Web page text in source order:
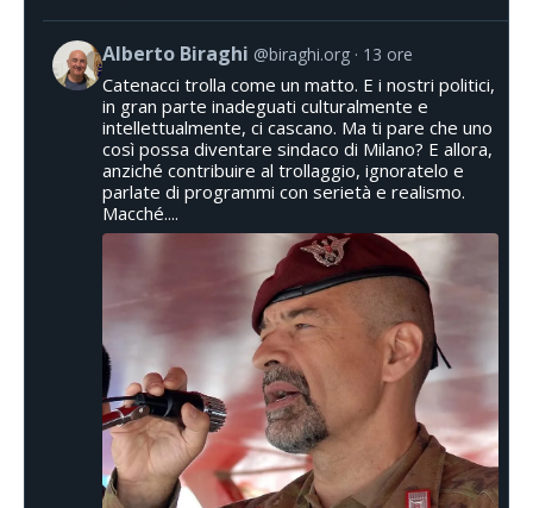
Alberto Biraghi @biraghi.org 13 ore
Catenacci trolla come un matto. E i nostri politici,
in gran parte inadeguati culturalmente e
intellettualmente, ci cascano. Ma ti pare che uno
così possa diventare sindaco di Milano? E allora,
anziché contribuire al trollaggio, ignoratelo e
parlate di programmi con serietà e realismo.
Macché....